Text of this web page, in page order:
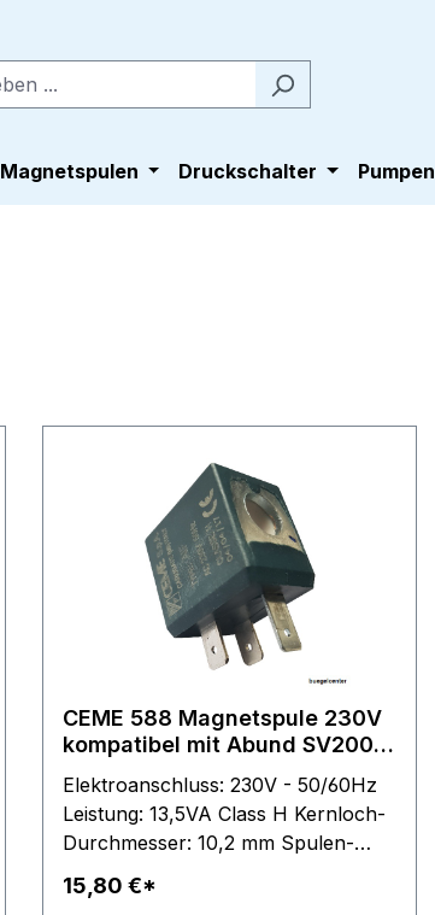
Magnetspulen Druckschalter Pumpen
CEME 588 Magnetspule 230V
kompatibel mit Abund SV200
Elektroanschluss: 230V - 50/60Hz
Leistung: 13,5VA Class H Kernloch-
Durchmesser: 10,2 mm Spulen-
Außenmaße: B 22 mm - H 27,5 mm
- T 29,5 mm Abund: Diese Marke
15,80 €*